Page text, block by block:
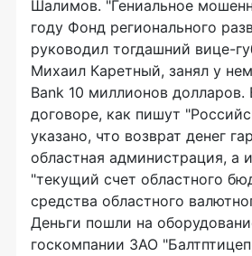
Шалимов. "Гениальное
году Фонд регионального
руководил тогдашний вице-
Михаил Каретный, занял у
Bank 10 миллионов долларов.
договоре, как пишут
указано, что возврат денег
областная администрация, а
"текущий счет областного
средства областного
Деньги пошли на
госкомпании ЗАО